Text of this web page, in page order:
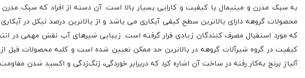
به سبک مدرن و مینیمال با کیفیت و کارایی بسیار بالا است. آن دسته از افراد که سبک
محصولات گروهه دارای بالاترین سطح کیفی آبکاری می باشد و از بالاترین درصد نیکل در
که مورد استقبال مصرف کنندگان زیادی قرار گرفته است. زیبایی شیرهای آب نقش مهمی در
کیفیت در گروه شیرآلات گروهه در بالاترین حد ممکن تعیین شده است و کلیه محصولات قبل
آلیاژ برنج به‌کار رفته در ساخت آن اشاره کرد که دربرابر خوردگی، زنگ‌زدگی و اکسید شدن مقاومت